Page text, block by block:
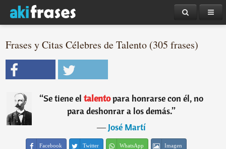
Frases y Citas Célebres de Talento (305 frases)
“Se tiene el talentopara honrarse con él, no
para deshonrar a los demás.”
―José Martí
Facebook Twitter WhatsApp Imagen